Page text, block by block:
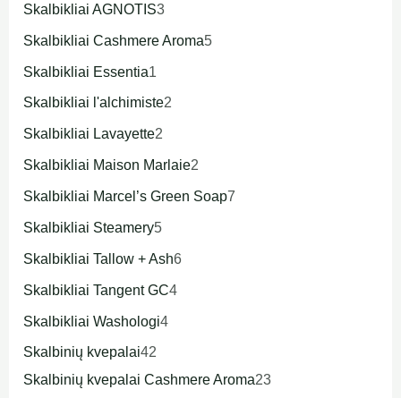
Skalbikliai AGNOTIS3
Skalbikliai Cashmere Aroma5
Skalbikliai Essentia1
Skalbikliai l'alchimiste2
Skalbikliai Lavayette2
Skalbikliai Maison Marlaie2
Skalbikliai Marcel’s Green Soap7
Skalbikliai Steamery5
Skalbikliai Tallow + Ash6
Skalbikliai Tangent GC4
Skalbikliai Washologi4
Skalbinių kvepalai42
Skalbinių kvepalai Cashmere Aroma23